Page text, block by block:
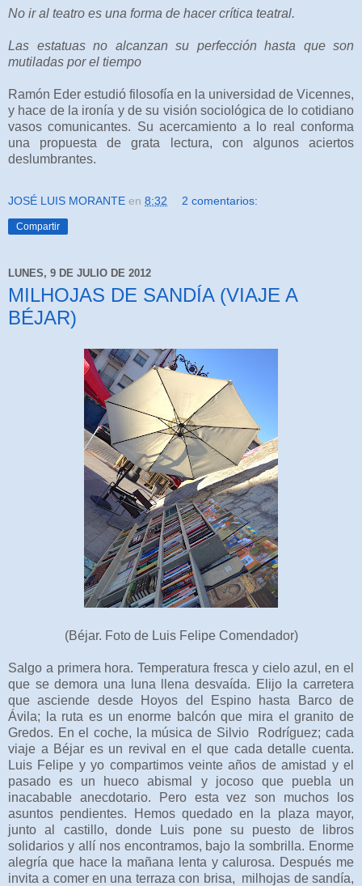
No ir al teatro es una forma de hacer crítica teatral.
Las estatuas no alcanzan su perfección hasta que son
mutiladas por el tiempo
Ramón Eder estudió filosofía en la universidad de Vicennes,
y hace de la ironía y de su visión sociológica de lo cotidiano
vasos comunicantes. Su acercamiento a lo real conforma
una propuesta de grata lectura, con algunos aciertos
deslumbrantes.
JOSÉ LUIS MORANTE en 8:32 2 comentarios:
Compartir
LUNES, 9 DE JULIO DE 2012
MILHOJAS DE SANDÍA (VIAJE A
BÉJAR)
(Béjar. Foto de Luis Felipe Comendador)
Salgo a primera hora. Temperatura fresca y cielo azul, en el
que se demora una luna llena desvaída. Elijo la carretera
que asciende desde Hoyos del Espino hasta Barco de
Ávila; la ruta es un enorme balcón que mira el granito de
Gredos. En el coche, la música de Silvio Rodríguez; cada
viaje a Béjar es un revival en el que cada detalle cuenta.
Luis Felipe y yo compartimos veinte años de amistad y el
pasado es un hueco abismal y jocoso que puebla un
inacabable anecdotario. Pero esta vez son muchos los
asuntos pendientes. Hemos quedado en la plaza mayor,
junto al castillo, donde Luis pone su puesto de libros
solidarios y allí nos encontramos, bajo la sombrilla. Enorme
alegría que hace la mañana lenta y calurosa. Después me
invita a comer en una terraza con brisa, milhojas de sandía,